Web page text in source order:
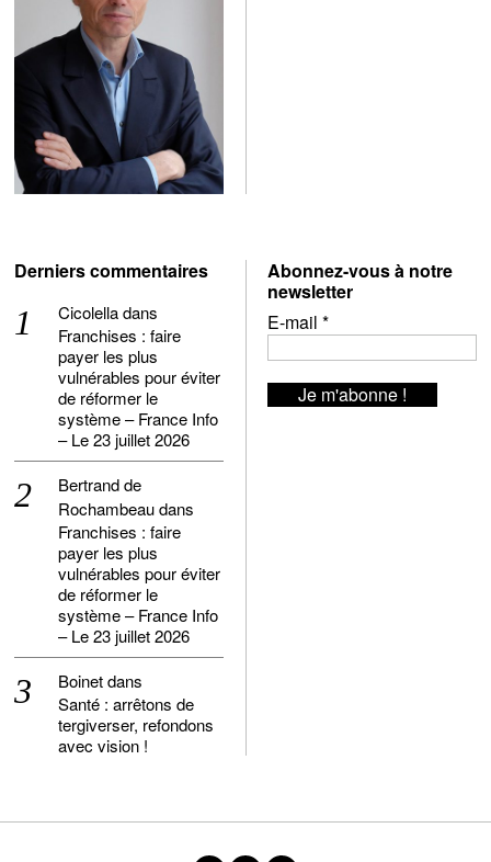
Derniers commentaires
Cicolelladans
Franchises : faire
payer les plus
vulnérables pour éviter
de réformer le
système – France Info
– Le 23 juillet 2026
Bertrand de
Rochambeaudans
Franchises : faire
payer les plus
vulnérables pour éviter
de réformer le
système – France Info
– Le 23 juillet 2026
Boinetdans
Santé : arrêtons de
tergiverser, refondons
avec vision !
Abonnez-vous à notre
newsletter
E-mail *